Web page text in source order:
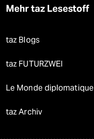
Mehr taz Lesestoff
taz Blogs
taz FUTURZWEI
Le Monde diplomatique
taz Archiv